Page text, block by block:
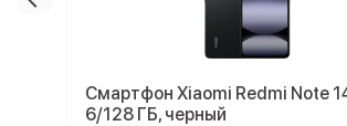
Смартфон Xiaomi Redmi Note
6/128 ГБ, черный